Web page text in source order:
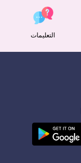
التعليمات